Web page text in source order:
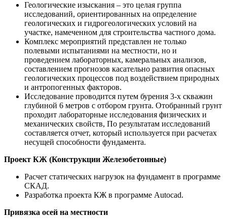
Геологические изыскания – это целая группа
исследований, ориентированных на определение
геологических и гидрогеологических условий на
участке, намеченном для строительства частного дома.
Комплекс мероприятий представлен не только
полевыми испытаниями на местности, но и
проведением лабораторных, камеральных анализов,
составлением прогнозов касательно развития опасных
геологических процессов под воздействием природных
и антропогенных факторов.
Исследование проводится путем бурения 3-х скважин
глубиной 6 метров с отбором грунта. Отобранный грунт
проходит лабораторные исследования физических и
механических свойств, По результатам исследований
составляется отчет, который используется при расчетах
несущей способности фундамента.
Проект КЖ (Конструкции Железобетонные)
Расчет статических нагрузок на фундамент в программе
СКАД.
Разработка проекта КЖ в программе Autocad.
Привязка осей на местности